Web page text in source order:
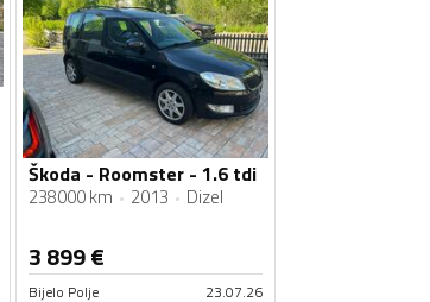
Škoda - Roomster - 1.6 tdi
238000 km 2013 Dizel
3 899€
Bijelo Polje 23.07.26